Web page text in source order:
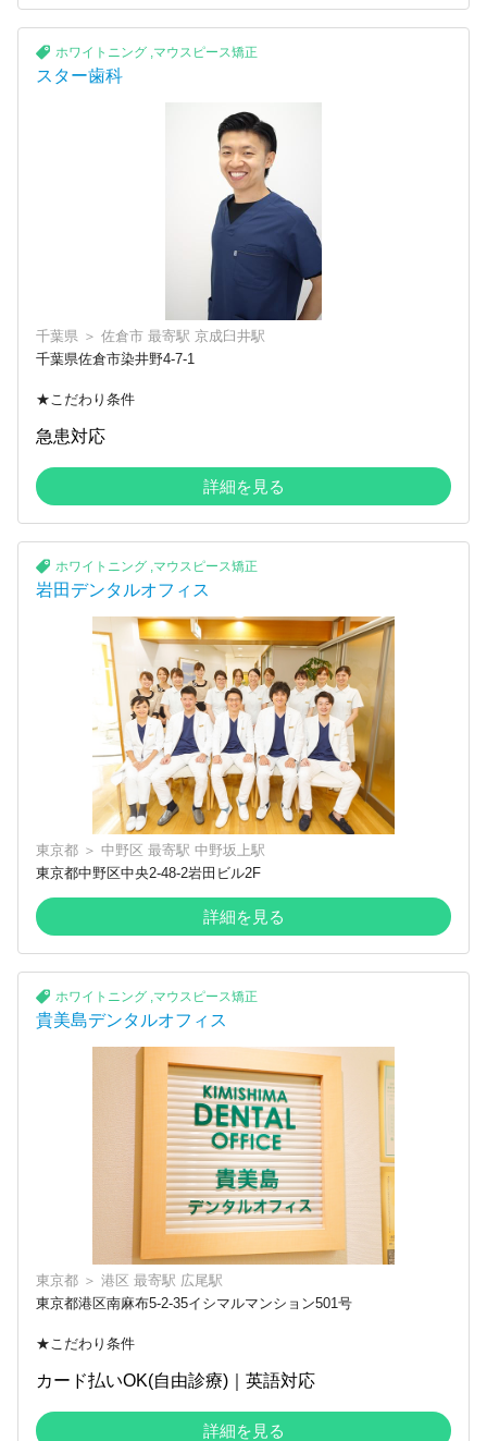
ホワイトニング ,マウスピース矯正
スター歯科
千葉県 ＞ 佐倉市 最寄駅 京成臼井駅
千葉県佐倉市染井野4-7-1
★こだわり条件
急患対応
詳細を見る
ホワイトニング ,マウスピース矯正
岩田デンタルオフィス
東京都 ＞ 中野区 最寄駅 中野坂上駅
東京都中野区中央2-48-2岩田ビル2F
詳細を見る
ホワイトニング ,マウスピース矯正
貴美島デンタルオフィス
東京都 ＞ 港区 最寄駅 広尾駅
東京都港区南麻布5-2-35イシマルマンション501号
★こだわり条件
カード払いOK(自由診療)｜英語対応
詳細を見る